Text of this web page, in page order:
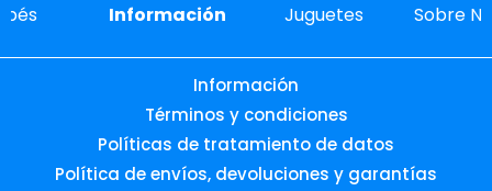
Información Juguetes Sobre
Información
Términos y condiciones
Políticas de tratamiento de datos
Política de envíos, devoluciones y garantías